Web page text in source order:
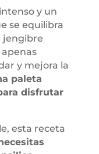
y un
se equilibra
jengibre
y mejora la
paleta
disfrutar
esta receta